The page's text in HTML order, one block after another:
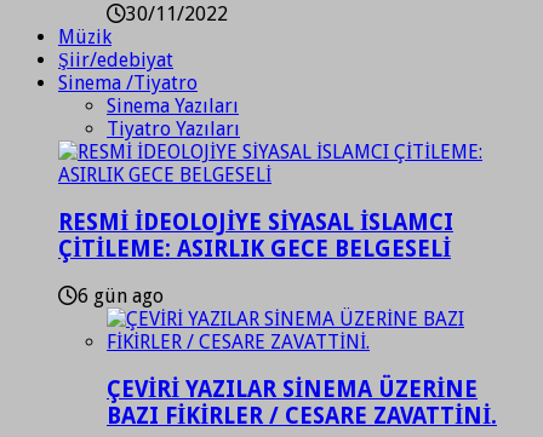
30/11/2022
Müzik
Şiir/edebiyat
Sinema /Tiyatro
Sinema Yazıları
Tiyatro Yazıları
RESMİ İDEOLOJİYE SİYASAL İSLAMCI
ÇİTİLEME: ASIRLIK GECE BELGESELİ
6 gün ago
ÇEVİRİ YAZILAR SİNEMA ÜZERİNE
BAZI FİKİRLER / CESARE ZAVATTİNİ.